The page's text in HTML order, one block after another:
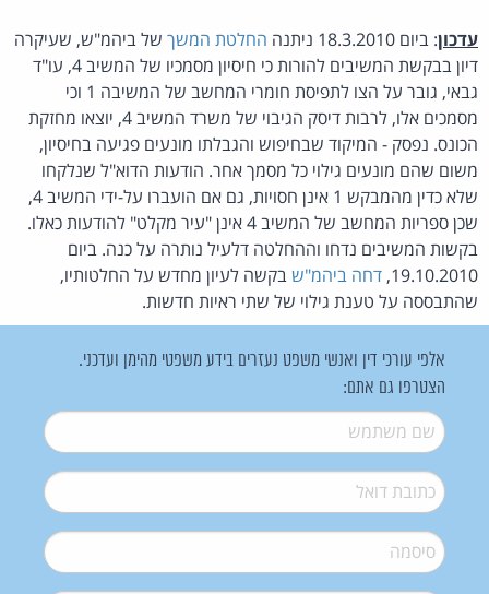
עדכון: ביום 18.3.2010 ניתנה החלטת המשך של ביהמ"ש, שעיקרה
דיון בבקשת המשיבים להורות כי חיסיון מסמכיו של המשיב 4, עו"ד
גבאי, גובר על הצו לתפיסת חומרי המחשב של המשיבה 1 וכי
מסמכים אלו, לרבות דיסק הגיבוי של משרד המשיב 4, יוצאו מחזקת
הכונס. נפסק - המיקוד שבחיפוש והגבלתו מונעים פגיעה בחיסיון,
משום שהם מונעים גילוי כל מסמך אחר. הודעות הדוא"ל שנלקחו
שלא כדין מהמבקש 1 אינן חסויות, גם אם הועברו על-ידי המשיב 4,
שכן ספריות המחשב של המשיב 4 אינן "עיר מקלט" להודעות כאלו.
בקשות המשיבים נדחו וההחלטה דלעיל נותרה על כנה. ביום
19.10.2010, דחה ביהמ"שבקשה לעיון מחדש על החלטותיו,
שהתבססה על טענת גילוי של שתי ראיות חדשות.
אלפי עורכי דין ואנשי משפט נעזרים בידע משפטי מהימן ועדכני.
הצטרפו גם אתם:
שם משתמש*
דואל*
סיסמה*